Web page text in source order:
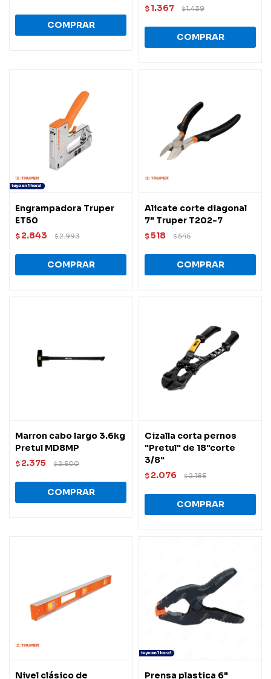
$ 1.367 $1.439
Engrampadora Truper
ET50
$ 2.843 $2.993
Alicate corte diagonal
7" Truper T202-7
$518 $545
Marron cabo largo 3.6kg
Pretul MD8MP
$ 2.375 $2.500
Cizalla corta pernos
"Pretul" de 18"corte
3/8"
$ 2.076 $2.185
Nivel clásico de Prensa plastica 6"